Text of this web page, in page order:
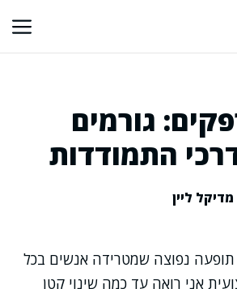
גורמים
התמודדות
ליין
תופעה נפוצה שמטרידה אנשים בכל
אני רואה עד כמה שינוי קטן